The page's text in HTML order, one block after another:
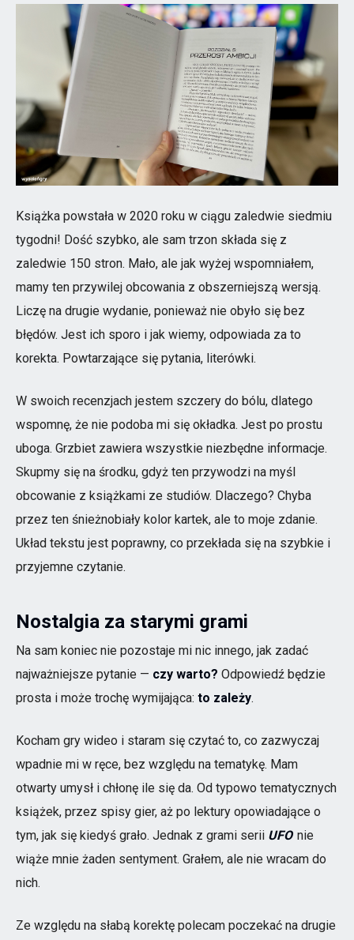
Książka powstała w 2020 roku w ciągu zaledwie siedmiu
tygodni! Dość szybko, ale sam trzon składa się z
zaledwie 150 stron. Mało, ale jak wyżej wspomniałem,
mamy ten przywilej obcowania z obszerniejszą wersją.
Liczę na drugie wydanie, ponieważ nie obyło się bez
błędów. Jest ich sporo i jak wiemy, odpowiada za to
korekta. Powtarzające się pytania, literówki.
W swoich recenzjach jestem szczery do bólu, dlatego
wspomnę, że nie podoba mi się okładka. Jest po prostu
uboga. Grzbiet zawiera wszystkie niezbędne informacje.
Skupmy się na środku, gdyż ten przywodzi na myśl
obcowanie z książkami ze studiów. Dlaczego? Chyba
przez ten śnieżnobiały kolor kartek, ale to moje zdanie.
Układ tekstu jest poprawny, co przekłada się na szybkie i
przyjemne czytanie.
Nostalgia za starymi grami
Na sam koniec nie pozostaje mi nic innego, jak zadać
najważniejsze pytanie — czy warto? Odpowiedź będzie
prosta i może trochę wymijająca: to zależy.
Kocham gry wideo i staram się czytać to, co zazwyczaj
wpadnie mi w ręce, bez względu na tematykę. Mam
otwarty umysł i chłonę ile się da. Od typowo tematycznych
książek, przez spisy gier, aż po lektury opowiadające o
tym, jak się kiedyś grało. Jednak z grami serii UFO nie
wiąże mnie żaden sentyment. Grałem, ale nie wracam do
nich.
Ze względu na słabą korektę polecam poczekać na drugie